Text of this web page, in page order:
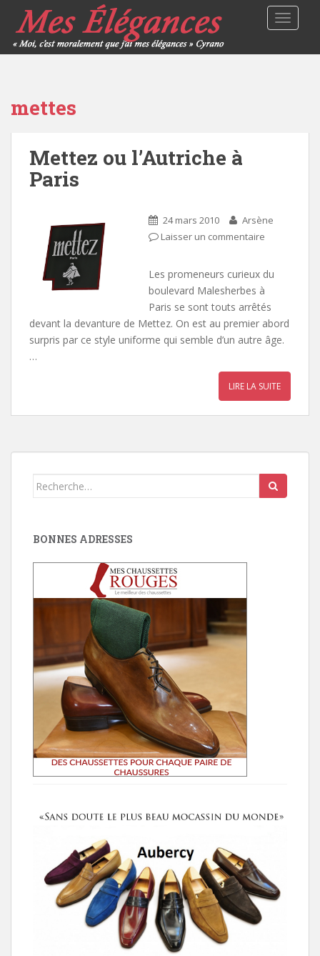
mettes
Mettez ou l’Autriche à
Paris
24 mars 2010
Arsène
Laisser un commentaire
Les promeneurs curieux du
boulevard Malesherbes à
Paris se sont touts arrêtés
devant la devanture de Mettez. On est au premier abord
surpris par ce style uniforme qui semble d’un autre âge.
…
LIRE LA SUITE
Search
BONNES ADRESSES